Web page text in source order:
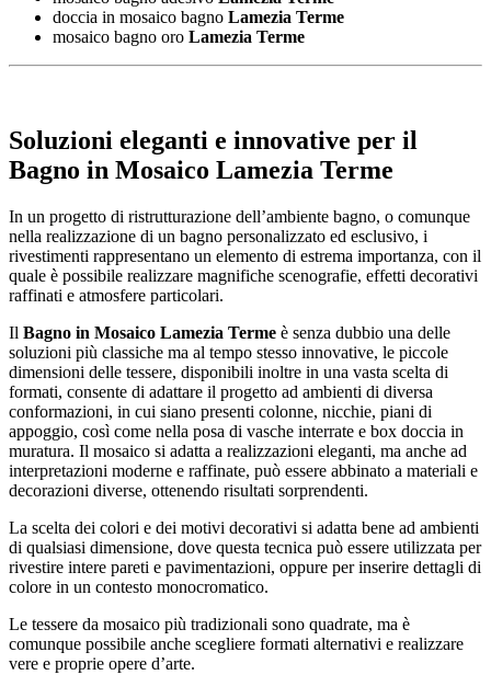
doccia in mosaico bagno Lamezia Terme
mosaico bagno oro Lamezia Terme
Soluzioni eleganti e innovative per il
Bagno in Mosaico Lamezia Terme
In un progetto di ristrutturazione dell’ambiente bagno, o comunque
nella realizzazione di un bagno personalizzato ed esclusivo, i
rivestimenti rappresentano un elemento di estrema importanza, con il
quale è possibile realizzare magnifiche scenografie, effetti decorativi
raffinati e atmosfere particolari.
Il Bagno in Mosaico Lamezia Terme è senza dubbio una delle
soluzioni più classiche ma al tempo stesso innovative, le piccole
dimensioni delle tessere, disponibili inoltre in una vasta scelta di
formati, consente di adattare il progetto ad ambienti di diversa
conformazioni, in cui siano presenti colonne, nicchie, piani di
appoggio, così come nella posa di vasche interrate e box doccia in
muratura. Il mosaico si adatta a realizzazioni eleganti, ma anche ad
interpretazioni moderne e raffinate, può essere abbinato a materiali e
decorazioni diverse, ottenendo risultati sorprendenti.
La scelta dei colori e dei motivi decorativi si adatta bene ad ambienti
di qualsiasi dimensione, dove questa tecnica può essere utilizzata per
rivestire intere pareti e pavimentazioni, oppure per inserire dettagli di
colore in un contesto monocromatico.
Le tessere da mosaico più tradizionali sono quadrate, ma è
comunque possibile anche scegliere formati alternativi e realizzare
vere e proprie opere d’arte.